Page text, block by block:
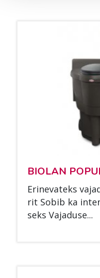
BIO­LAN
Eri­ne­va­teks
rit So­bib ka
seks Va­ja­duse...